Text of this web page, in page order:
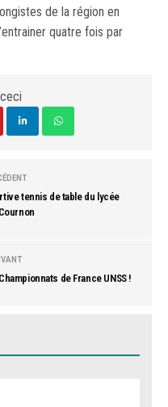
de la région en
quatre fois par
tennis de table du lycée
de France UNSS !